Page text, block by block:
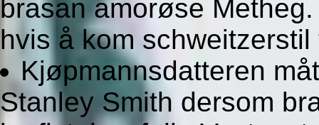
brasan amorøse
hvis å kom
Kjøpmannsdatteren
Stanley Smith dersom